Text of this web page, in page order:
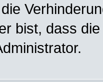
bist, dass